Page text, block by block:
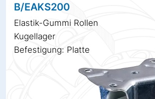
B/EAKS200
Elastik-Gummi Rollen
Kugellager
Befestigung: Platte